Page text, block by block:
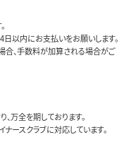
以内にお支払いをお願いします。
合、手数料が加算される場合がご
万全を期しております。
ナースクラブに対応しています。